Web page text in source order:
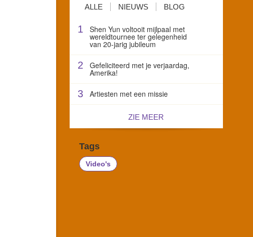
ALLE NIEUWS BLOG
1 Shen Yun voltooit mijlpaal met
wereldtournee ter gelegenheid
van 20-jarig jubileum
2 Gefeliciteerd met je verjaardag,
Amerika!
3 Artiesten met een missie
ZIE MEER
Tags
Video's